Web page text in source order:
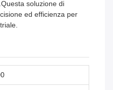
soluzione di
ed efficienza per